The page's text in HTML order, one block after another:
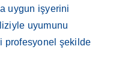
uygun işyerini
uyumunu
profesyonel şekilde